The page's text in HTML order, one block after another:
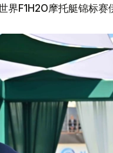
界F1H2O摩托艇锦标赛